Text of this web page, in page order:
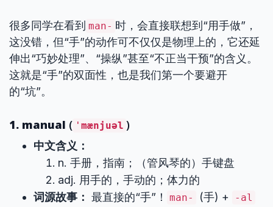
很多同学在看到 man- 时，会直接联想到“用手做”，
这没错，但“手”的动作可不仅仅是物理上的，它还延
伸出“巧妙处理”、“操纵”甚至“不正当干预”的含义。
这就是“手”的双面性，也是我们第一个要避开
的“坑”。
1. manual ( ˈmænjuəl )
中文含义：
n. 手册，指南；（管风琴的）手键盘
adj. 用手的，手动的；体力的
词源故事： 最直接的“手”！ man- (手) + -al